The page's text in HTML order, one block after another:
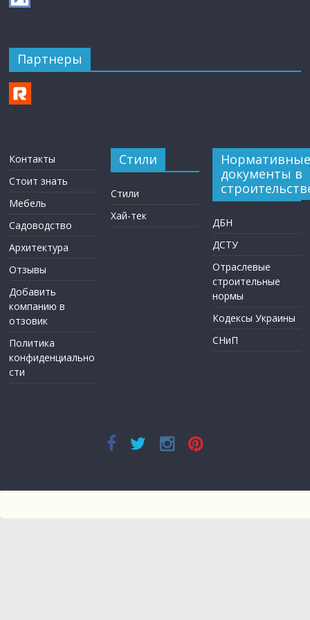
Партнеры
Контакты
Стоит знать
Мебель
Садоводство
Архитектура
Отзывы
Добавить
компанию в
отзовик
Политика
конфиденциально
сти
Стили
Стили
Хай-тек
Нормативные
документы в
ДБН
ДСТУ
Отраслевые
строительные
нормы
Кодексы Украины
СНиП